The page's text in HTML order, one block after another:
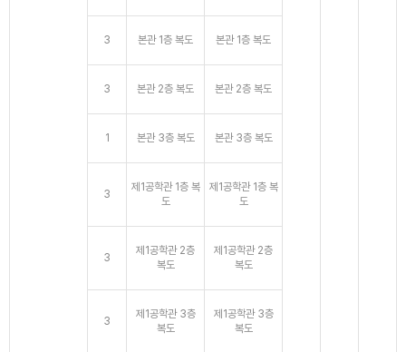
3 본관 1층 복도 본관 1층 복도
3 본관 2층 복도 본관 2층 복도
1 본관 3층 복도 본관 3층 복도
3
제1공학관 1층 복
도
제1공학관 1층 복
도
3
제1공학관 2층
복도
제1공학관 2층
복도
3
제1공학관 3층
복도
제1공학관 3층
복도